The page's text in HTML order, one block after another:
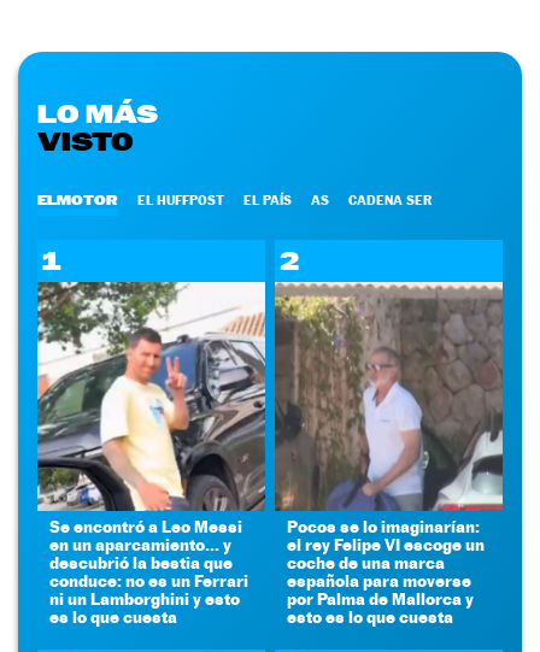
LO MÁS
VISTO
ELMOTOR EL HUFFPOST EL PAÍS AS CADENA SER
1
Se encontró a Leo Messi
en un aparcamiento... y
descubrió la bestia que
conduce: no es un Ferrari
ni un Lamborghini y esto
es lo que cuesta
2
Pocos se lo imaginarían:
el rey Felipe VI escoge un
coche de una marca
española para moverse
por Palma de Mallorca y
esto es lo que cuesta